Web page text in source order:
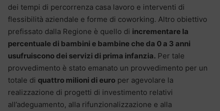
dei tempi di percorrenza casa lavoro e interventi di
flessibilità aziendale e forme di coworking. Altro obiettivo
prefissato dalla Regione è quello di incrementare la
percentuale di bambini e bambine che da 0 a 3 anni
usufruiscono dei servizi di prima infanzia. Per tale
provvedimento è stato emanato un provvedimento per un
totale di quattro milioni di euro per agevolare la
realizzazione di progetti di investimento relativi
all’adeguamento, alla rifunzionalizzazione e alla